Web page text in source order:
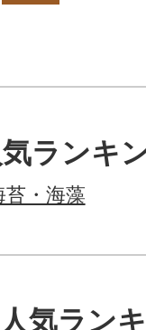
ランキ
苔・海藻
気ラン